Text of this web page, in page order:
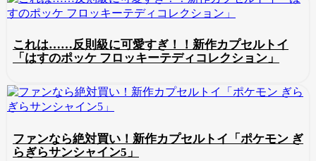
これは……反則級に可愛すぎ！！新作カプセルトイ
「はすのポッケ フロッキーテディコレクション」
ファンなら絶対買い！新作カプセルトイ「ポケモン ぎ
らぎらサンシャイン5」